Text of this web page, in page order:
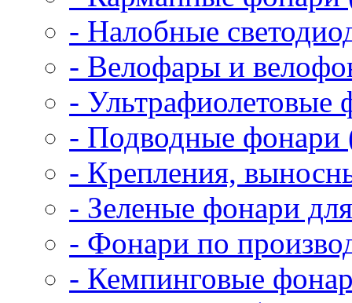
- Налобные
- Велофары и
- Ультрафиолетовые
- Подводные фонари
- Крепления,
- Зеленые фонари
- Фонари по
- Кемпинговые